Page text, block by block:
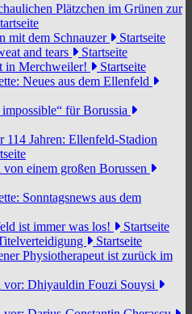
Plätzchen im Grünen zur
mit dem Schnauzer
Startseite
and tears
Startseite
in Merchweiler!
Startseite
Neues aus dem Ellenfeld
für Borussia
114 Jahren: Ellenfeld-Stadion
von einem großen Borussen
Sonntagsnews aus dem
ist immer was los!
Startseite
Startseite
Physiotherapeut ist zurück im
vor: Dhiyauldin Fouzi Souysi